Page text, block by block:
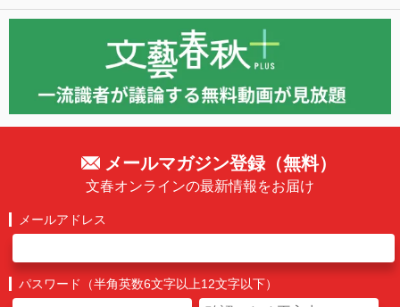
メールマガジン登録（無料）
文春オンラインの最新情報をお届け
メールアドレス
パスワード（半角英数6文字以上12文字以下）